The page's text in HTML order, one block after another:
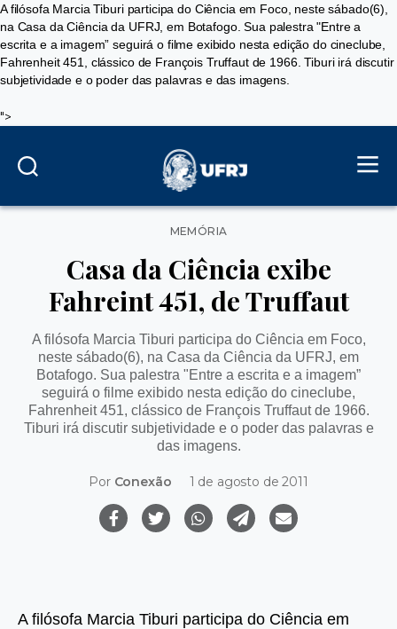
A filósofa Marcia Tiburi participa do Ciência em Foco, neste sábado(6),
na Casa da Ciência da UFRJ, em Botafogo. Sua palestra "Entre a
escrita e a imagem” seguirá o filme exibido nesta edição do cineclube,
Fahrenheit 451, clássico de François Truffaut de 1966. Tiburi irá discutir
subjetividade e o poder das palavras e das imagens.
">
Categorias
MEMÓRIA
Casa da Ciência exibe
Fahreint 451, de Truffaut
A filósofa Marcia Tiburi participa do Ciência em Foco,
neste sábado(6), na Casa da Ciência da UFRJ, em
Botafogo. Sua palestra "Entre a escrita e a imagem”
seguirá o filme exibido nesta edição do cineclube,
Fahrenheit 451, clássico de François Truffaut de 1966.
Tiburi irá discutir subjetividade e o poder das palavras e
das imagens.
Por Conexão 1 de agosto de 2011
A filósofa Marcia Tiburi participa do Ciência em